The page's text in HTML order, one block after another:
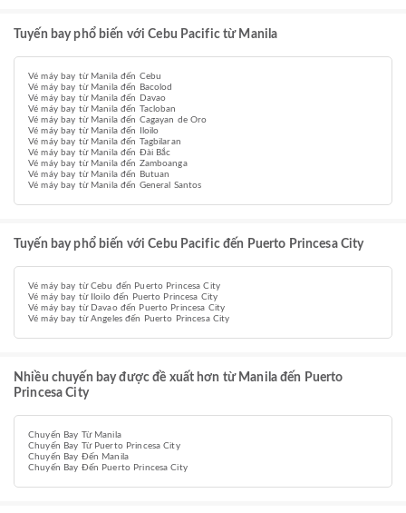
Tuyến bay phổ biến với Cebu Pacific từ Manila
Vé máy bay từ Manila đến Cebu
Vé máy bay từ Manila đến Bacolod
Vé máy bay từ Manila đến Davao
Vé máy bay từ Manila đến Tacloban
Vé máy bay từ Manila đến Cagayan de Oro
Vé máy bay từ Manila đến Iloilo
Vé máy bay từ Manila đến Tagbilaran
Vé máy bay từ Manila đến Đài Bắc
Vé máy bay từ Manila đến Zamboanga
Vé máy bay từ Manila đến Butuan
Vé máy bay từ Manila đến General Santos
Tuyến bay phổ biến với Cebu Pacific đến Puerto Princesa City
Vé máy bay từ Cebu đến Puerto Princesa City
Vé máy bay từ Iloilo đến Puerto Princesa City
Vé máy bay từ Davao đến Puerto Princesa City
Vé máy bay từ Angeles đến Puerto Princesa City
Nhiều chuyến bay được đề xuất hơn từ Manila đến Puerto
Princesa City
Chuyến Bay Từ Manila
Chuyến Bay Từ Puerto Princesa City
Chuyến Bay Đến Manila
Chuyến Bay Đến Puerto Princesa City